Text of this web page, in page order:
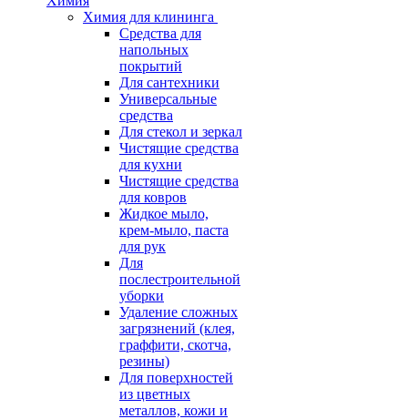
Химия для клининга
Средства для
напольных
покрытий
Для сантехники
Универсальные
средства
Для стекол и зеркал
Чистящие средства
для кухни
Чистящие средства
для ковров
Жидкое мыло,
крем-мыло, паста
для рук
Для
послестроительной
уборки
Удаление сложных
загрязнений (клея,
граффити, скотча,
резины)
Для поверхностей
из цветных
металлов, кожи и